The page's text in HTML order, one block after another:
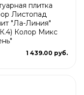
плитка
Листопад
"Ла-Линия"
Колор Микс
1 439.00 руб.